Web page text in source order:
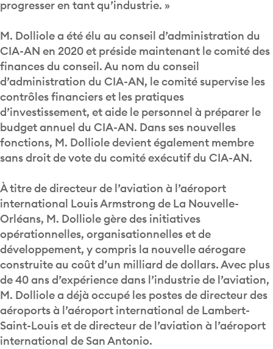
progresser en tant qu’industrie. »
M. Dolliole a été élu au conseil d’administration du
CIA-AN en 2020 et préside maintenant le comité des
finances du conseil. Au nom du conseil
d’administration du CIA-AN, le comité supervise les
contrôles financiers et les pratiques
d’investissement, et aide le personnel à préparer le
budget annuel du CIA-AN. Dans ses nouvelles
fonctions, M. Dolliole devient également membre
sans droit de vote du comité exécutif du CIA-AN.
À titre de directeur de l’aviation à l’aéroport
international Louis Armstrong de La Nouvelle-
Orléans, M. Dolliole gère des initiatives
opérationnelles, organisationnelles et de
développement, y compris la nouvelle aérogare
construite au coût d’un milliard de dollars. Avec plus
de 40 ans d’expérience dans l’industrie de l’aviation,
M. Dolliole a déjà occupé les postes de directeur des
aéroports à l’aéroport international de Lambert-
Saint-Louis et de directeur de l’aviation à l’aéroport
international de San Antonio.